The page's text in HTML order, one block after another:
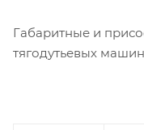
Габаритные и
тягодутьевых